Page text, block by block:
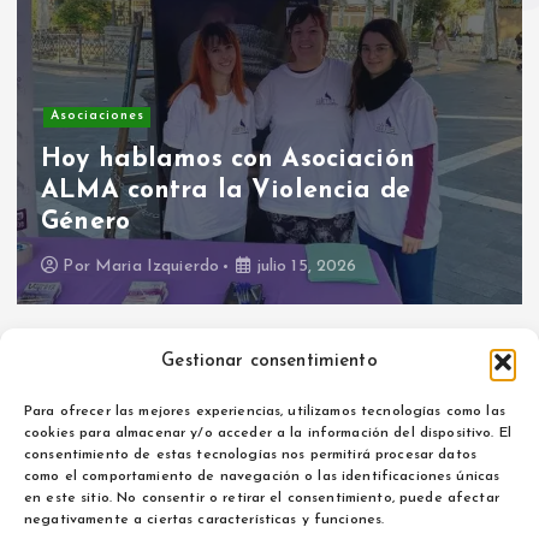
Gestionar consentimiento
Para ofrecer las mejores experiencias, utilizamos tecnologías como las
cookies para almacenar y/o acceder a la información del dispositivo. El
consentimiento de estas tecnologías nos permitirá procesar datos
como el comportamiento de navegación o las identificaciones únicas
en este sitio. No consentir o retirar el consentimiento, puede afectar
negativamente a ciertas características y funciones.
Asociaciones
Hoy hablamos con Asociación
ALMA contra la Violencia de
Género
PorMaria Izquierdo julio 15, 2026
Aviso legal
Política de privacidad